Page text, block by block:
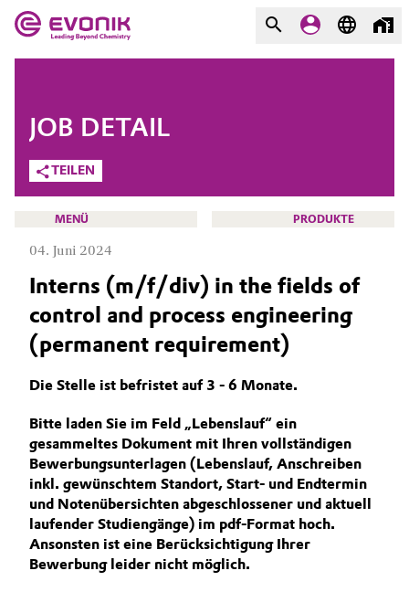
Market
Additive Manufacturing
Adhesives & Sealants
Aerospace
Agriculture
Animal Nutrition & Health
Automotive & Transportation
Battery
Building, Construction & Infrastructure
Catalysts
Evonik - Leading Beyond
Chemistry
Was uns antreibt
Über Evonik
We go beyond
Innovation
Purpose
BVB Partnerschaft
Geschichte
Struktur & Organisation
Vorstand
Aufsichtsrat
UNTERNEHMEN
TEILEN
JOB DETAIL
MENÜ PRODUKTE
KARRIERE
JOBSUCHE
AUSBILDUNG
BEWERBUNG
INTERNATIONALE ARBEITSKULTUR
04. Juni 2024
Interns (m/f/div) in the fields of
control and process engineering
(permanent requirement)
Die Stelle ist befristet auf 3 - 6 Monate.
Bitte laden Sie im Feld „Lebenslauf“ ein
gesammeltes Dokument mit Ihren vollständigen
Bewerbungsunterlagen (Lebenslauf, Anschreiben
inkl. gewünschtem Standort, Start- und Endtermin
und Notenübersichten abgeschlossener und aktuell
laufender Studiengänge) im pdf-Format hoch.
Ansonsten ist eine Berücksichtigung Ihrer
Bewerbung leider nicht möglich.